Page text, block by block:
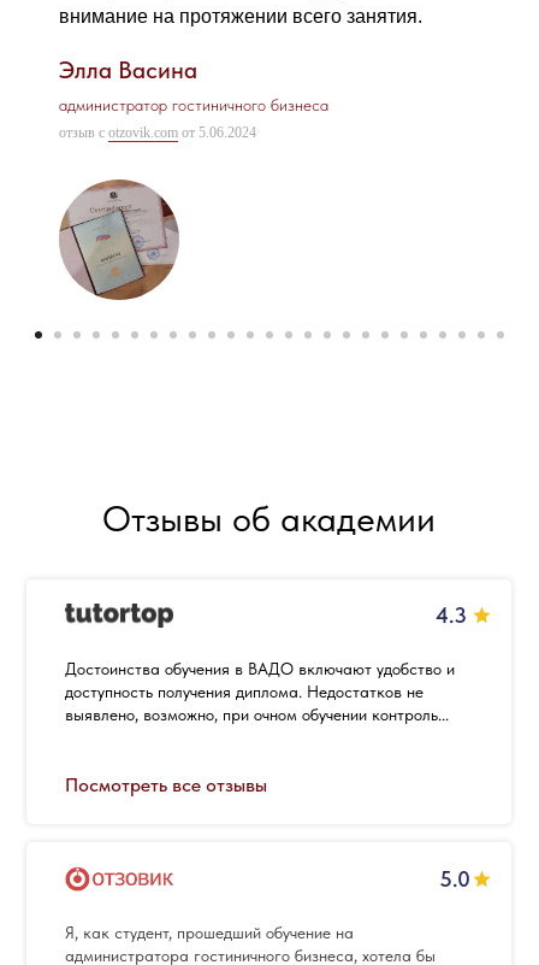
внимание на протяжении всего занятия.
Элла Васина
администратор гостиничного бизнеса
отзыв с otzovik.com от 5.06.2024
Отзывы об академии
Посмотреть все отзывы
Я, как студент, прошедший обучение на
администратора гостиничного бизнеса, хотела бы
5.0
Достоинства обучения в ВАДО включают удобство и
доступность получения диплома. Недостатков не
выявлено, возможно, при очном обучении контроль...
4.3